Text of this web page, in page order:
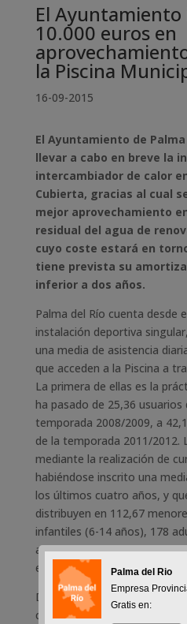
El
10.000 euros en
la Piscina
16-09-2015
El Ayuntamiento de
llevar a cabo en breve la
intercambiador de calor
Cubierta, gracias al cual
mejor aprovechamiento
residual del agua de
cuyo coste estará en
tiene prevista su
inferior a dos años.
Palma del Río cuenta desde
instalación deportiva
una media de asistencia
que acceden a la Piscina a
La primera de ellas es la
ha pasado de 25,36
temporada 2008/2009, a
de la temporada 2011/2012.
mediante la realización de
habiéndose inscrito una
los últimos cuatro años, y
distribuyen en 112,67
infantiles (6-14 años), 178
años), y 42,58 en otros
educativos y otros).
Desde su apertura, la Piscina
convertido en uno de los
Palma del Rio
Empresa
Gratis en: